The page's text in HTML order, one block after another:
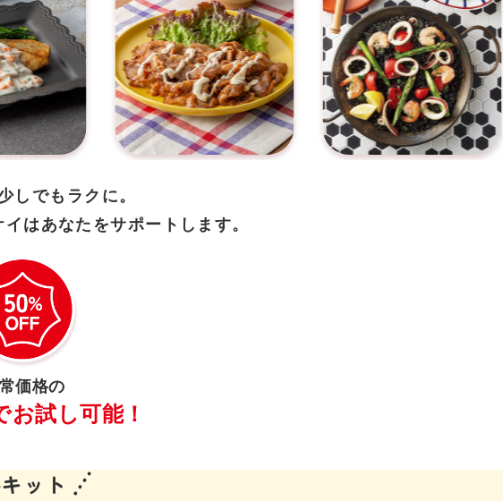
しでもラクに。
イはあなたをサポートします。
価格の
お試し可能！
ット